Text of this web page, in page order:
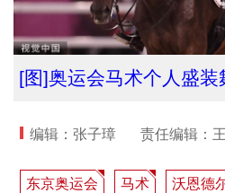
编辑：张子璋 责任编辑：
东京奥运会 马术 沃恩德